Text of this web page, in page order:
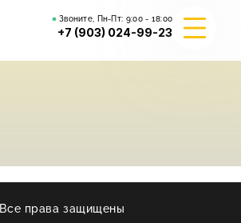
Звоните, Пн-Пт: 9:00 - 18:00
+7 (903) 024-99-23
Все права защищены